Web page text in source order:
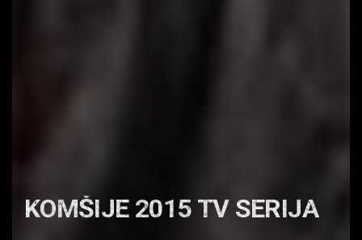
KOMŠIJE 2015 TV SERIJA